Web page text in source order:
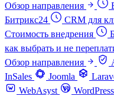
Обзор направления
Битрикс24
CRM для
Стоимость внедрения
как выбрать и не
Обзор направления
InSales
Joomla
WebAsyst
WordPress